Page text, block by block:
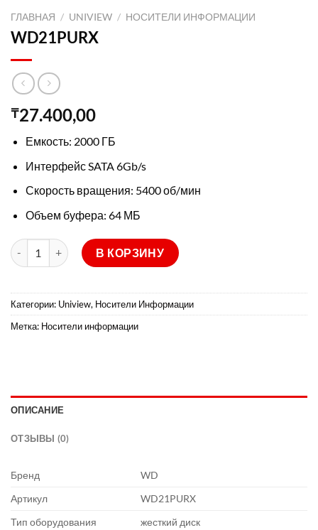
ГЛАВНАЯ / UNIVIEW / НОСИТЕЛИ ИНФОРМАЦИИ
WD21PURX
₸27.400,00
Емкость: 2000 ГБ
Интерфейс SATA 6Gb/s
Скорость вращения: 5400 об/мин
Объем буфера: 64 МБ
Количество товара WD21PURX
В КОРЗИНУ
Категории: Uniview, Носители Информации
Метка: Носители информации
ОПИСАНИЕ
ОТЗЫВЫ (0)
Бренд
WD
Артикул
WD21PURX
Тип оборудования
жесткий диск